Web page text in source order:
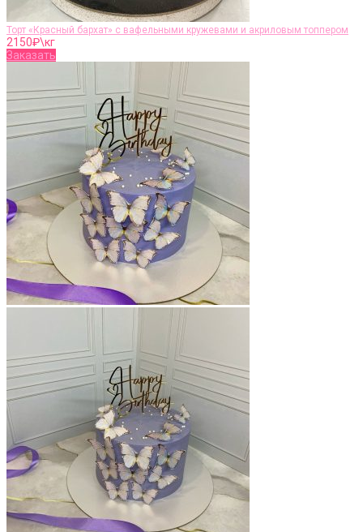
Торт «Красный бархат» с вафельными кружевами и акриловым топпером
2150₽\кг
Заказать